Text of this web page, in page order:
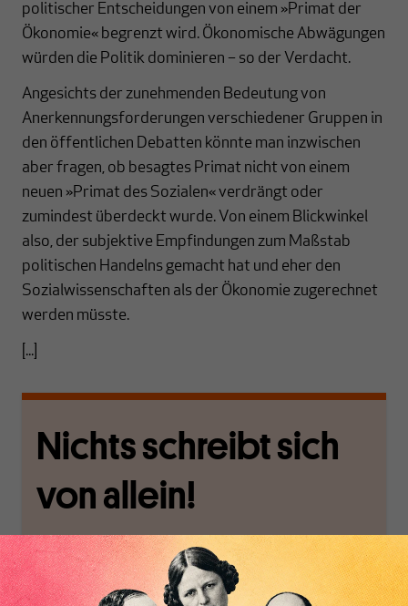
politischer Entscheidungen von einem »Primat der
Ökonomie« begrenzt wird. Ökonomische Abwägungen
würden die Politik dominieren – so der Verdacht.
Angesichts der zunehmenden Bedeutung von
Anerkennungsforderungen verschiedener Gruppen in
den öffentlichen Debatten könnte man inzwischen
aber fragen, ob besagtes Primat nicht von einem
neuen »Primat des Sozialen« verdrängt oder
zumindest überdeckt wurde. Von einem Blickwinkel
also, der subjektive Empfindungen zum Maßstab
politischen Handelns gemacht hat und eher den
Sozialwissenschaften als der Ökonomie zugerechnet
werden müsste.
[...]
Nichts schreibt sich
von allein!
Nur für Abonnenten
MAKROSKOP analysiert
Wir verlassen die